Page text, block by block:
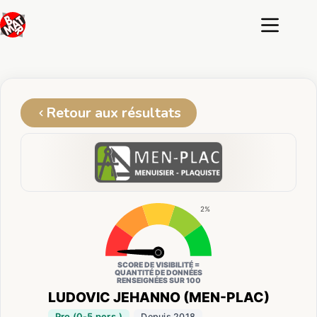
au
contenu
Retour aux résultats
LUDOVIC JEHANNO (MEN-PLAC)
2%
SCORE DE VISIBILITÉ =
QUANTITÉ DE DONNÉES
RENSEIGNÉES SUR 100